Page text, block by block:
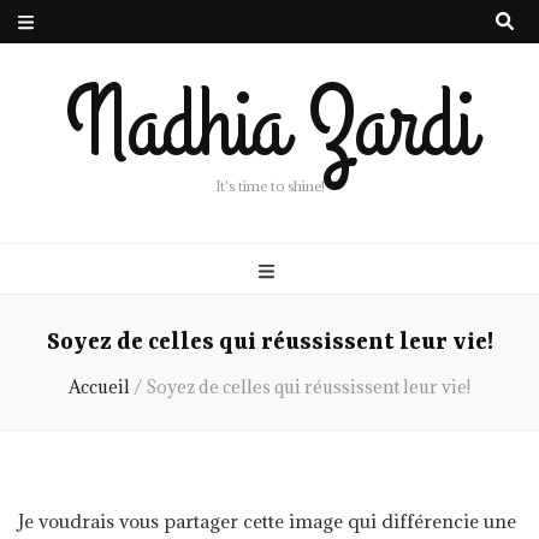
Nadhia Zardi
It's time to shine!
Soyez de celles qui réussissent leur vie!
Accueil / Soyez de celles qui réussissent leur vie!
Je voudrais vous partager cette image qui différencie une